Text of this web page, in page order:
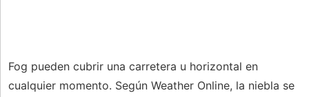
Fog pueden cubrir una carretera u horizontal en
cualquier momento. Según Weather Online, la niebla se